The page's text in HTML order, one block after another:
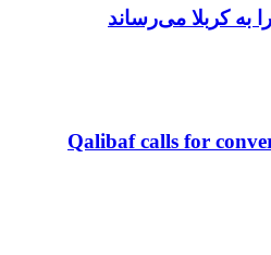
به کربلا می‌رساند
Qalibaf calls for